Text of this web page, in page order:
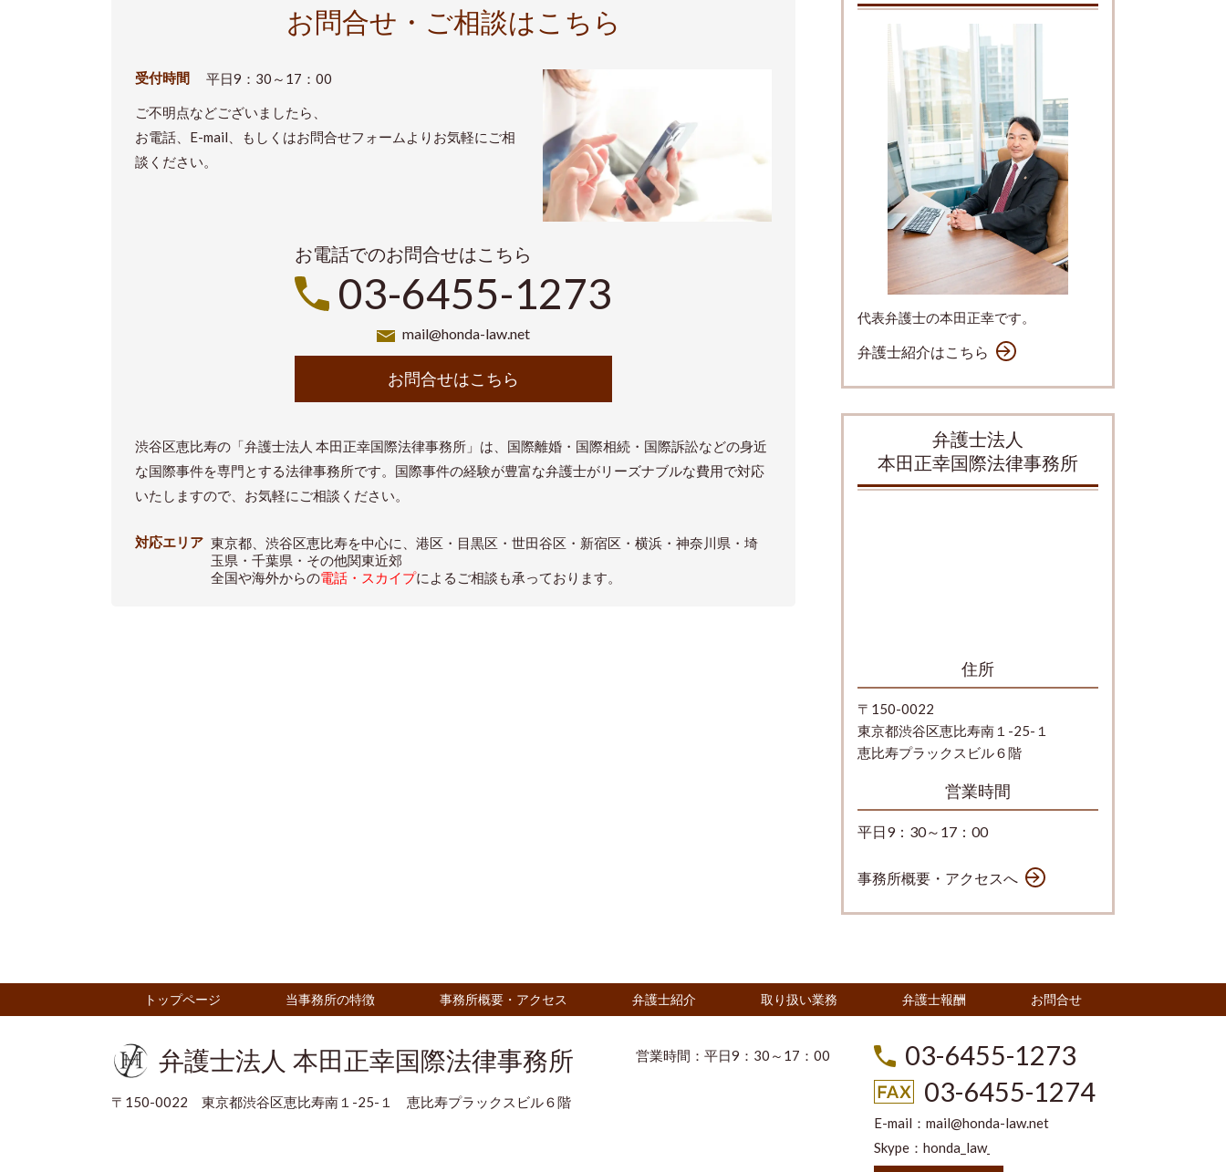
お問合せ・ご相談はこちら
受付時間 平日9：30～17：00
ご不明点などございましたら、
お電話、E-mail、もしくはお問合せフォームよりお気軽にご相
談ください。
お電話でのお問合せはこちら
03-6455-1273
mail@honda-law.net
お問合せはこちら
渋谷区恵比寿の「弁護士法人 本田正幸国際法律事務所」は、国際離婚・国際相続・国際訴訟などの身近
な国際事件を専門とする法律事務所です。国際事件の経験が豊富な弁護士がリーズナブルな費用で対応
いたしますので、お気軽にご相談ください。
対応エリア 東京都、渋谷区恵比寿を中心に、港区・目黒区・世田谷区・新宿区・横浜・神奈川県・埼
玉県・千葉県・その他関東近郊
全国や海外からの電話・スカイプによるご相談も承っております。
代表弁護士の本田正幸です。
弁護士紹介はこちら
弁護士法人
本田正幸国際法律事務所
住所
〒150-0022
東京都渋谷区恵比寿南１-25-１
恵比寿プラックスビル６階
営業時間
平日9：30～17：00
事務所概要・アクセスへ
トップページ 当事務所の特徴 事務所概要・アクセス 弁護士紹介 取り扱い業務 弁護士報酬 お問合せ
弁護士法人 本田正幸国際法律事務所
〒150-0022 東京都渋谷区恵比寿南１-25-１ 恵比寿プラックスビル６階
営業時間：平日9：30～17：00
03-6455-1273
03-6455-1274
E-mail： mail@honda-law.net
Skype：honda_law